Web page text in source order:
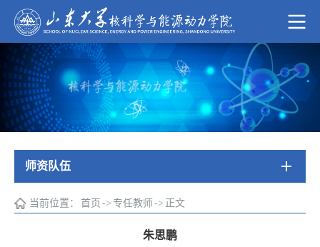
师资队伍
当前位置： 首页 -> 专任教师 -> 正文
朱思鹏